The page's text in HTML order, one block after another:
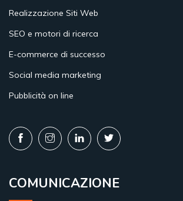
Realizzazione Siti Web
SEO e motori di ricerca
E-commerce di successo
Social media marketing
Pubblicità on line
COMUNICAZIONE